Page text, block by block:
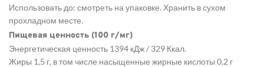
Использовать до: смотреть на упаковке. Хранить в сухом
прохладном месте.
Пищевая ценность (100 г/мг)
Энергетическая ценность 1394 кДж / 329 Ккал.
Жиры 1,5 г, в том числе насыщенные жирные кислоты 0,2 г